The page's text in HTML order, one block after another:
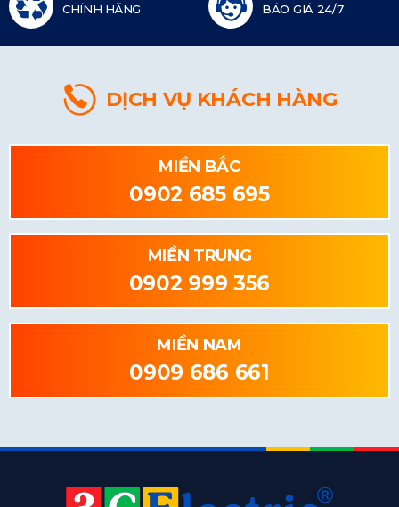
CHÍNH HÃNG
BÁO GIÁ 24/7
DỊCH VỤ KHÁCH HÀNG
MIỀN BẮC
0902 685 695
MIỀN TRUNG
0902 999 356
MIỀN NAM
0909 686 661